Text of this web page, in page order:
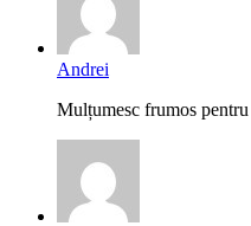
Andrei
Mulțumesc frumos